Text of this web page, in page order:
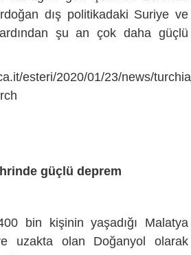
dış politikadaki Suriye ve
ardından şu an çok daha güçlü
esteri/2020/01/23/news/
güçlü deprem
bin kişinin yaşadığı Malatya
uzakta olan Doğanyol olarak